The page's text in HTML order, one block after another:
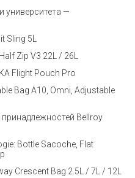
университета —
5L
Zip V3 22L / 26L
Flight Pouch Pro
Bag A10, Omni, Adjustable
Bellroy
Bottle Sacoche, Flat
Crescent Bag 2.5L / 7L / 12L